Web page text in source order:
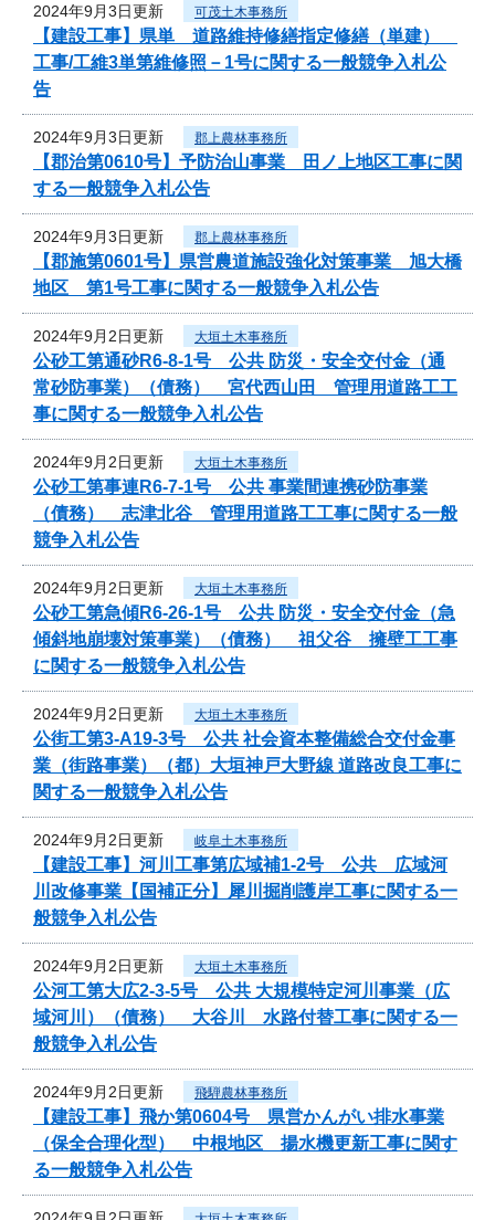
2024年9月3日更新 可茂土木事務所
【建設工事】県単 道路維持修繕指定修繕（単建）
工事/工維3単第維修照－1号に関する一般競争入札公
告
2024年9月3日更新 郡上農林事務所
【郡治第0610号】予防治山事業 田ノ上地区工事に関
する一般競争入札公告
2024年9月3日更新 郡上農林事務所
【郡施第0601号】県営農道施設強化対策事業 旭大橋
地区 第1号工事に関する一般競争入札公告
2024年9月2日更新 大垣土木事務所
公砂工第通砂R6-8-1号 公共 防災・安全交付金（通
常砂防事業）（債務） 宮代西山田 管理用道路工工
事に関する一般競争入札公告
2024年9月2日更新 大垣土木事務所
公砂工第事連R6-7-1号 公共 事業間連携砂防事業
（債務） 志津北谷 管理用道路工工事に関する一般
競争入札公告
2024年9月2日更新 大垣土木事務所
公砂工第急傾R6-26-1号 公共 防災・安全交付金（急
傾斜地崩壊対策事業）（債務） 祖父谷 擁壁工工事
に関する一般競争入札公告
2024年9月2日更新 大垣土木事務所
公街工第3-A19-3号 公共 社会資本整備総合交付金事
業（街路事業）（都）大垣神戸大野線 道路改良工事に
関する一般競争入札公告
2024年9月2日更新 岐阜土木事務所
【建設工事】河川工事第広域補1-2号 公共 広域河
川改修事業【国補正分】犀川掘削護岸工事に関する一
般競争入札公告
2024年9月2日更新 大垣土木事務所
公河工第大広2-3-5号 公共 大規模特定河川事業（広
域河川）（債務） 大谷川 水路付替工事に関する一
般競争入札公告
2024年9月2日更新 飛騨農林事務所
【建設工事】飛か第0604号 県営かんがい排水事業
（保全合理化型） 中根地区 揚水機更新工事に関す
る一般競争入札公告